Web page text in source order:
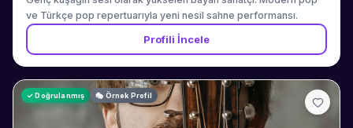
ve Türkçe pop repertuarıyla yeni nesil sahne performansı.
Profili İncele
✓ Doğrulanmış 🎭 Örnek Profil